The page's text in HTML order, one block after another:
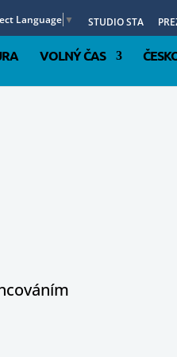
Language ▼ STUDIO STA
VOLNÝ ČAS